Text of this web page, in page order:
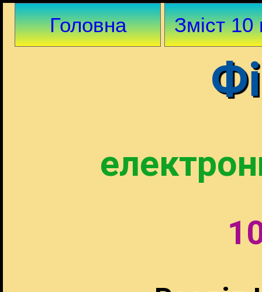
Головна Зміст 10